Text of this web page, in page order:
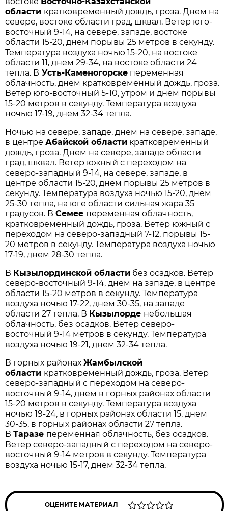
области кратковременный дождь, гроза. Днем на
севере, востоке области град, шквал. Ветер юго-
восточный 9-14, на севере, западе, востоке
области 15-20, днем порывы 25 метров в секунду.
Температура воздуха ночью 15-20, на востоке
области 11, днем 29-34, на востоке области 24
тепла. В Усть-Каменогорске переменная
облачность, днем кратковременный дождь, гроза.
Ветер юго-восточный 5-10, утром и днем порывы
15-20 метров в секунду. Температура воздуха
ночью 17-19, днем 32-34 тепла.
Ночью на севере, западе, днем на севере, западе,
в центреАбайской области кратковременный
дождь, гроза. Днем на севере, западе области
град, шквал. Ветер южный с переходом на
северо-западный 9-14, на севере, западе, в
центре области 15-20, днем порывы 25 метров в
секунду. Температура воздуха ночью 15-20, днем
25-30 тепла, на юге области сильная жара 35
градусов. ВСемее переменная облачность,
кратковременный дождь, гроза. Ветер южный с
переходом на северо-западный 7-12, порывы 15-
20 метров в секунду. Температура воздуха ночью
17-19, днем 28-30 тепла.
В Кызылординской области без осадков. Ветер
северо-восточный 9-14, днем на западе, в центре
области 15-20 метров в секунду. Температура
воздуха ночью 17-22, днем 30-35, на западе
области 27 тепла. В Кызылорде небольшая
облачность, без осадков. Ветер северо-
восточный 9-14 метров в секунду. Температура
воздуха ночью 19-21, днем 32-34 тепла.
В горных районахЖамбылской
области кратковременный дождь, гроза. Ветер
северо-западный с переходом на северо-
восточный 9-14, днем в горных районах области
15-20 метров в секунду. Температура воздуха
ночью 19-24, в горных районах области 15, днем
30-35, в горных районах области 27 тепла.
ВТаразе переменная облачность, без осадков.
Ветер северо-западный с переходом на северо-
восточный 9-14 метров в секунду. Температура
воздуха ночью 15-17, днем 32-34 тепла.
ОЦЕНИТЕ МАТЕРИАЛ